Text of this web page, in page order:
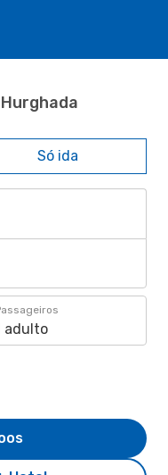
Só ida
adulto